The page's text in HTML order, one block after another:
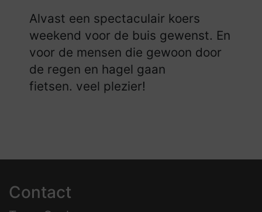
Alvast een spectaculair koers
weekend voor de buis gewenst. En
voor de mensen die gewoon door
de regen en hagel gaan
fietsen. veel plezier!
Contact